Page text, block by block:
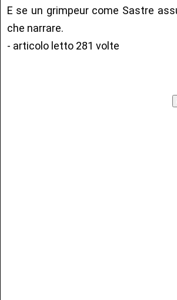
E se un grimpeur come Sastre
che narrare.
- articolo letto 281 volte